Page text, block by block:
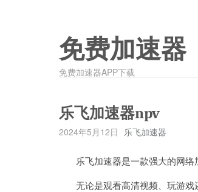
免费加速器
免费加速器APP下载
乐飞加速器npv
2024年5月12日 乐飞加速器
乐飞加速器是一款强大的网络
无论是观看高清视频、玩游戏